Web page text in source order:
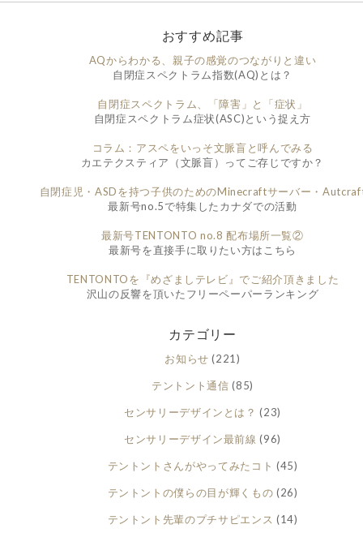
おすすめ記事
AQからわかる、親子の感覚のつながりと違い
自閉症スペクトラム指数(AQ)とは？
自閉症スペクトラム、「障害」と「症状」
自閉症スペクトラム症状(ASC)という捉え方
コラム：アスペをいっそ文脈盲と呼んでみる
カエテクスティア（文脈盲）ってご存じですか？
自閉症児・ASDを持つ子供のためのMinecraftサーバー・
最新号no.5で特集したカナダでの活動
最新号TENTONTO no.8 配布場所一覧②
最新号を直接手に取りたい方はこちら
TENTONTOを『めざましテレビ』でご紹介頂きました
沢山の反響を頂いたフリーペーパーランキング
カテゴリー
お知らせ (221)
テントント通信 (85)
センサリーデザインとは？ (23)
センサリーデザイン最前線 (96)
テントントさんがやってみたコト (45)
テントントの僕らの目が輝くもの (26)
テントント先輩のプチサピエンス (14)